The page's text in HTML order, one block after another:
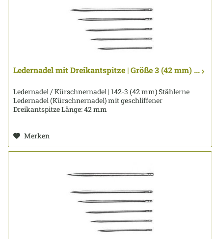
Ledernadel mit Dreikantspitze | Größe 3 (42 mm) ...
Ledernadel / Kürschnernadel | 142-3 (42 mm) Stählerne
Ledernadel (Kürschnernadel) mit geschliffener
Dreikantspitze Länge: 42 mm
Merken